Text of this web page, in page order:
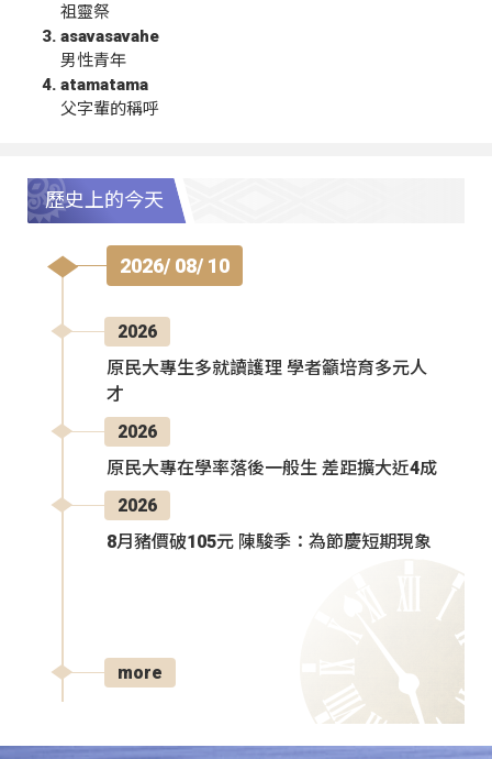
祖靈祭
asavasavahe
男性青年
atamatama
父字輩的稱呼
歷史上的今天
2026/ 08/ 10
2026
原民大專生多就讀護理 學者籲培育多元人
才
2026
原民大專在學率落後一般生 差距擴大近4成
2026
8月豬價破105元 陳駿季：為節慶短期現象
more